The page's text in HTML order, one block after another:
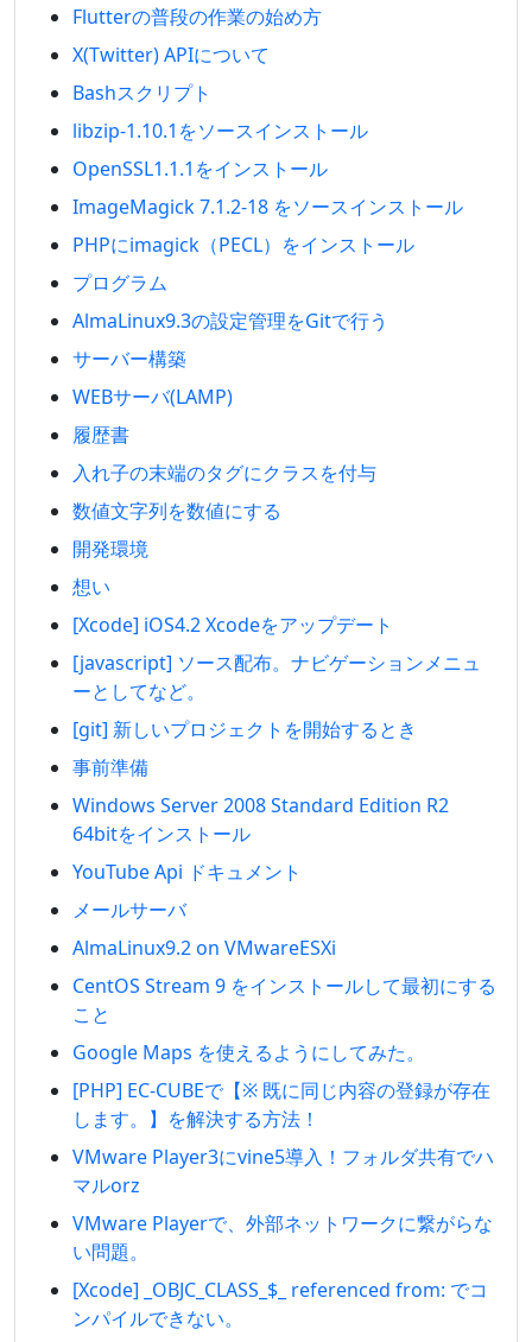
Flutterの普段の作業の始め方
X(Twitter) APIについて
Bashスクリプト
libzip-1.10.1をソースインストール
OpenSSL1.1.1をインストール
ImageMagick 7.1.2-18 をソースインストール
PHPにimagick（PECL）をインストール
プログラム
AlmaLinux9.3の設定管理をGitで行う
サーバー構築
WEBサーバ(LAMP)
履歴書
入れ子の末端のタグにクラスを付与
数値文字列を数値にする
開発環境
想い
[Xcode] iOS4.2 Xcodeをアップデート
[javascript] ソース配布。ナビゲーションメニュ
ーとしてなど。
[git] 新しいプロジェクトを開始するとき
事前準備
Windows Server 2008 Standard Edition R2
64bitをインストール
YouTube Api ドキュメント
メールサーバ
AlmaLinux9.2 on VMwareESXi
CentOS Stream 9 をインストールして最初にする
こと
Google Maps を使えるようにしてみた。
[PHP] EC-CUBEで【※ 既に同じ内容の登録が存在
します。】を解決する方法！
VMware Player3にvine5導入！フォルダ共有でハ
マルorz
VMware Playerで、外部ネットワークに繋がらな
い問題。
[Xcode] _OBJC_CLASS_$_ referenced from: でコ
ンパイルできない。